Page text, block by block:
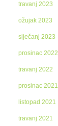
travanj 2023
ožujak 2023
siječanj 2023
prosinac 2022
travanj 2022
prosinac 2021
listopad 2021
travanj 2021